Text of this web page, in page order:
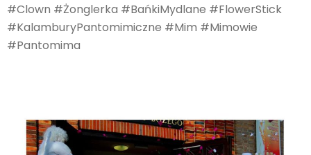
#Clown #Żonglerka #BańkiMydlane #FlowerStick
#KalamburyPantomimiczne #Mim #Mimowie
#Pantomima